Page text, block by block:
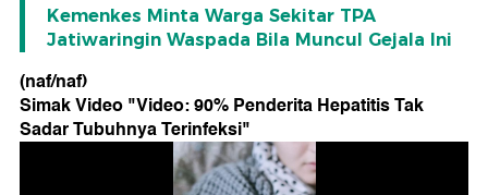
Kemenkes Minta Warga Sekitar TPA
Jatiwaringin Waspada Bila Muncul Gejala Ini
(naf/naf)
Simak Video "Video: 90% Penderita Hepatitis Tak
Sadar Tubuhnya Terinfeksi"